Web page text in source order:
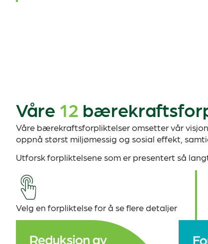
Våre 12
Våre bærekraftsforpliktelser omsetter vår
oppnå størst miljømessig og sosial effekt,
Utforsk forpliktelsene som er presentert så
Velg en forpliktelse for å se flere detaljer